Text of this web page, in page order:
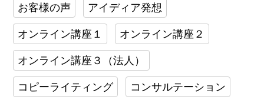
お客様の声 アイディア発想
オンライン講座１ オンライン講座２
オンライン講座３（法人）
コピーライティング コンサルテーション